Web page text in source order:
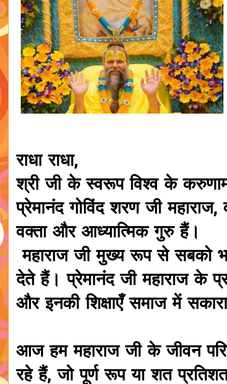
राधा राधा,
श्री जी के स्वरूप विश्व के
प्रेमानंद गोविंद शरण जी
वक्ता और आध्यात्मिक गुरु हैं।
महाराज जी मुख्य रूप से सबको
देते हैं। प्रेमानंद जी महाराज के
और इनकी शिक्षाएँ समाज में
आज हम महाराज जी के जीवन
रहे हैं, जो पूर्ण रूप या शत